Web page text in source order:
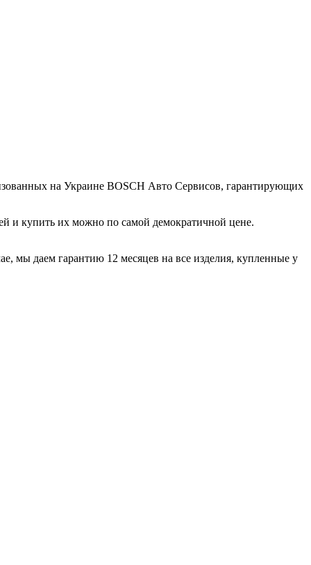
на Украине BOSCH Авто Сервисов, гарантирующих
и купить их можно по самой демократичной цене.
мы даем гарантию 12 месяцев на все изделия, купленные у